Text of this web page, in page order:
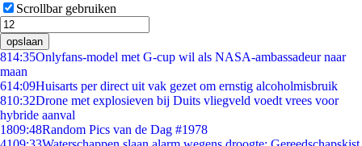
Scrollbar gebruiken
opslaan
814:35Onlyfans-model met G-cup wil als NASA-ambassadeur naar
maan
614:09Huisarts per direct uit vak gezet om ernstig alcoholmisbruik
810:32Drone met explosieven bij Duits vliegveld voedt vrees voor
hybride aanval
1809:48Random Pics van de Dag #1978